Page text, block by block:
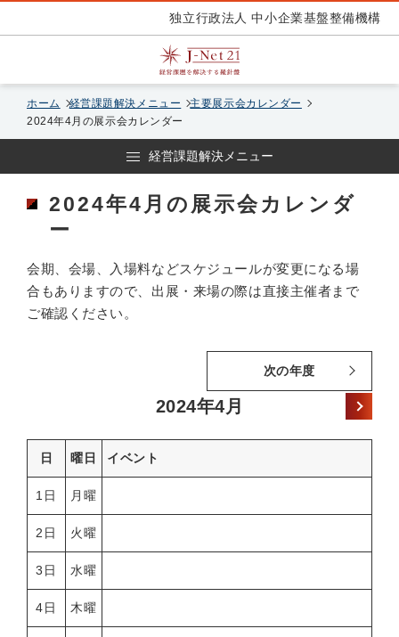
独立行政法人 中小企業基盤整備機構
ホーム 経営課題解決メニュー
主要展示会カレンダー
2024年4月の展示会カレンダー
経営課題解決メニュー
2024年4月の展示会カレンダ
ー
会期、会場、入場料などスケジュールが変更になる場
合もありますので、出展・来場の際は直接主催者まで
ご確認ください。
2024年4月
次の年度
日 曜日 イベント
1日 月曜
2日 火曜
3日 水曜
4日 木曜